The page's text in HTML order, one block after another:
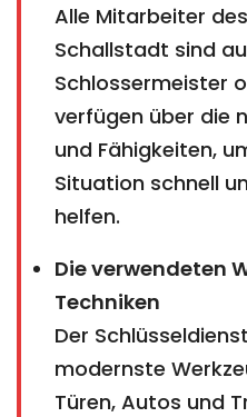
Alle Mitarbeiter
Schallstadt sind
Schlossermeister
verfügen über die
und Fähigkeiten,
Situation schnell
helfen.
Die verwendeten
Techniken
Der
modernste
Türen, Autos und